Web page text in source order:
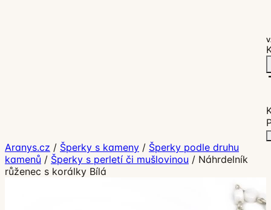
Aranys.cz / Šperky s kameny / Šperky podle druhu
kamenů / Šperky s perletí či mušlovinou / Náhrdelník
růženec s korálky Bílá